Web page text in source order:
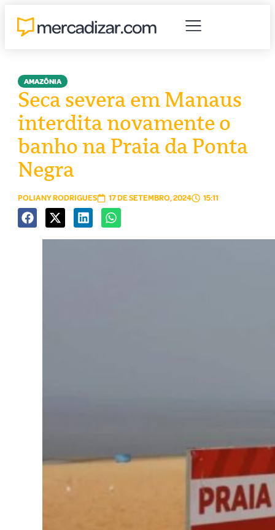
AMAZÔNIA
Seca severa em Manaus
interdita novamente o
banho na Praia da Ponta
Negra
POLIANY RODRIGUES 17 DE SETEMBRO, 2024 15:11